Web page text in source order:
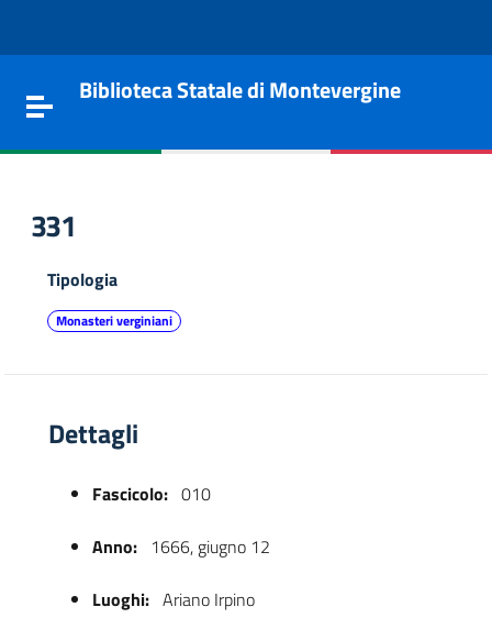
Toggle navigation
Biblioteca Statale di Montevergine
331
Tipologia
Monasteri verginiani
Dettagli
Fascicolo: 010
Anno: 1666, giugno 12
Luoghi: Ariano Irpino